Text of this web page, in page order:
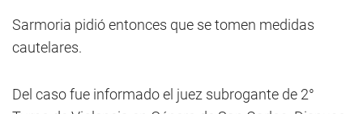
Sarmoria pidió entonces que se tomen medidas
cautelares.
Del caso fue informado el juez subrogante de 2°